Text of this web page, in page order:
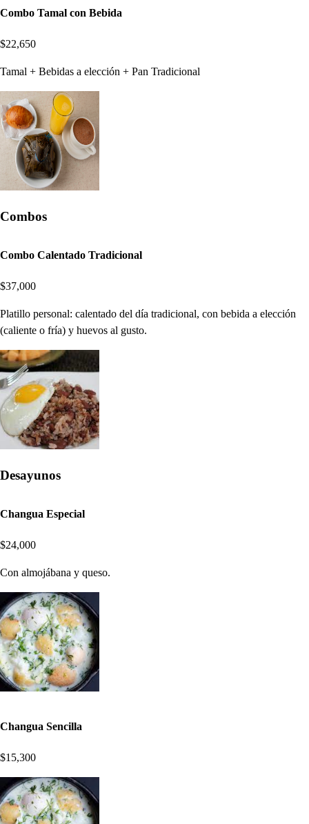
Combo Tamal con Bebida
$22,650
Tamal + Bebidas a elección + Pan Tradicional
Combos
Combo Calentado Tradicional
$37,000
Platillo personal: calentado del día tradicional, con bebida a elección
(caliente o fría) y huevos al gusto.
Desayunos
Changua Especial
$24,000
Con almojábana y queso.
Changua Sencilla
$15,300